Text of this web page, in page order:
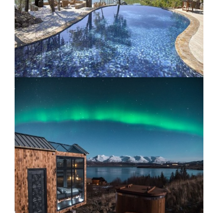
Lodge Singita Pamushana